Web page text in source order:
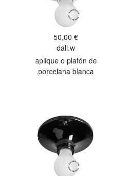
50,00 €
dali.w
aplique o plafón de
porcelana blanca